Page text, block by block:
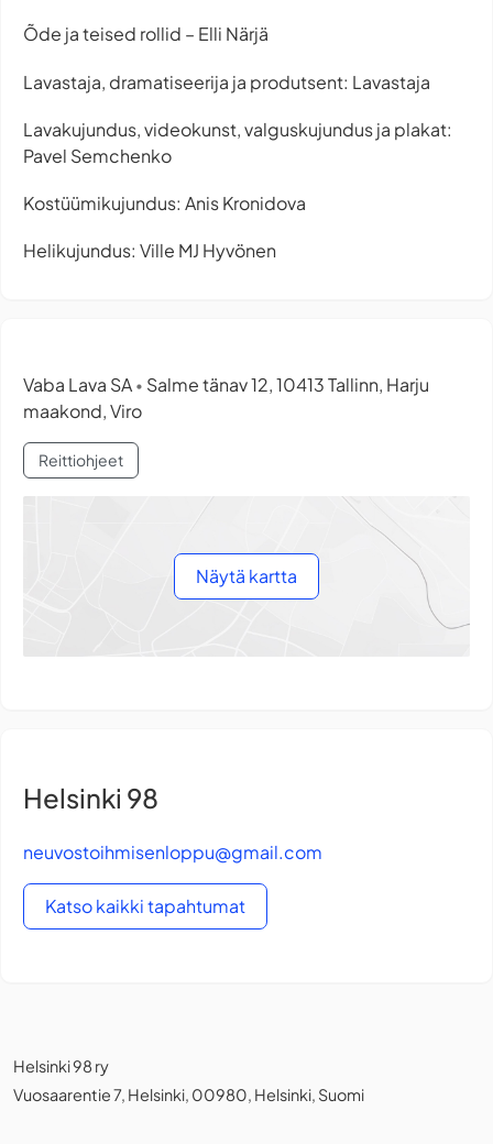
Õde ja teised rollid – Elli Närjä
Lavastaja, dramatiseerija ja produtsent: Lavastaja
Lavakujundus, videokunst, valguskujundus ja plakat:
Pavel Semchenko
Kostüümikujundus: Anis Kronidova
Helikujundus: Ville MJ Hyvönen
Vaba Lava SA • Salme tänav 12, 10413 Tallinn, Harju
maakond, Viro
Reittiohjeet
Näytä kartta
Helsinki 98
neuvostoihmisenloppu@gmail.com
Katso kaikki tapahtumat
Helsinki 98 ry
Vuosaarentie 7, Helsinki, 00980, Helsinki, Suomi